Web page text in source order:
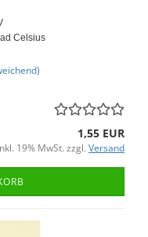
Celsius
1,55 EUR
19% MwSt. zzgl. Versand